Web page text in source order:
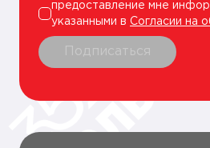
предоставление мне
указанными в Согласии на
Подписаться